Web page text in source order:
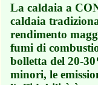
La caldaia a
caldaia
rendimento
fumi di
bolletta del 20-
minori, le